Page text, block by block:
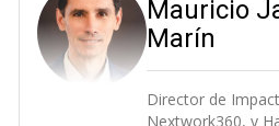
Mauricio
Marín
Director de
Nextwork360, y